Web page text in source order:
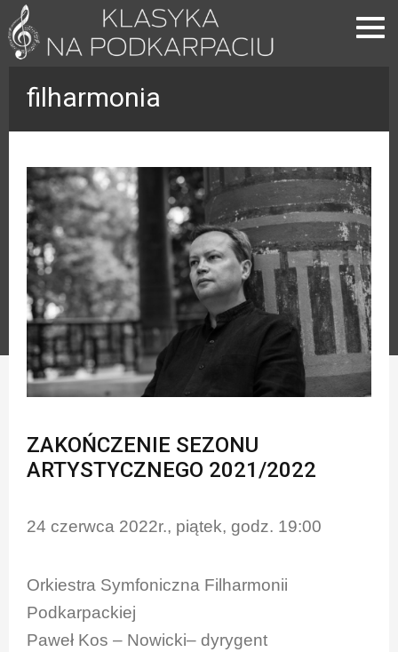
filharmonia
ZAKOŃCZENIE SEZONU
ARTYSTYCZNEGO 2021/2022
24 czerwca 2022r., piątek, godz. 19:00
Orkiestra Symfoniczna Filharmonii
Podkarpackiej
Paweł Kos – Nowicki– dyrygent